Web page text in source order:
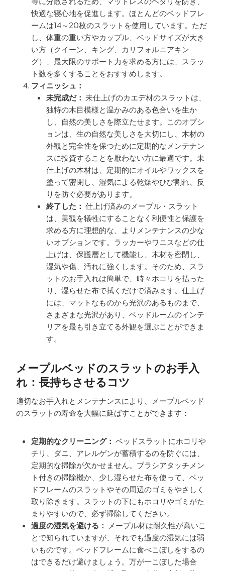
快適な寝心地を促進します。ほとんどのベッドフレ
ームは14～20枚のスラットを使用しています。ただ
し、体重の重い方やカップル、ベッドサイズが大き
い方（クイーン、キング、カリフォルニアキン
グ）、最大限のサポート力を求める方には、スラッ
ト数を多くすることをおすすめします。
フィニッシュ：
未完成だ： 未仕上げのカエデ材のスラットは、
独特の木目模様と温かみのある色合いを生か
し、自然の美しさを際立たせます。このオプシ
ョンは、生の自然な美しさを大切にし、木材の
外観と完全性を保つために定期的なメンテナン
スに投資することを厭わない方に最適です。未
仕上げの木材は、定期的にオイルやワックスを
塗って密閉し、湿気による乾燥やひび割れ、反
りを防ぐ必要があります。
終了した： 仕上げ済みのメープル・スラット
は、美観を犠牲にすることなく利便性と保護を
求める方に理想的な、よりメンテナンスの少な
いオプションです。ラッカーやワニスなどの仕
上げは、保護層として機能し、木材を密閉し、
湿気や傷、汚れに強くします。そのため、スラ
ットのお手入れは簡単で、時々ホコリを払った
り、湿らせた布で拭くだけで済みます。仕上げ
には、マットなものから光沢のあるものまで、
さまざまな光沢があり、ベッドルームのインテ
リアを最も引き立てる外観を選ぶことができま
す。
メープルベッドのスラットのお手入
れ：長持ちさせるコツ
適切なお手入れとメンテナンスにより、メープルベッド
のスラットの寿命を大幅に延ばすことができます：
定期的なクリーニング： ベッドスラットにホコリや
チリ、ダニ、アレルゲンが蓄積するのを防ぐには、
定期的な掃除が欠かせません。ブラシアタッチメン
ト付きの掃除機か、少し湿らせた布を使って、ベッ
ドフレームのスラットやその周辺のゴミをやさしく
取り除きます。スラットの下にもホコリやゴミがた
まりやすいので、必ず掃除してください。
過度の湿気を避ける：
メープル材は耐久性が高いこ
とで知られていますが、それでも過度の湿気には弱
いものです。ベッドフレームに食べこぼしをするの
はできるだけ避けましょう。万が一こぼした場合